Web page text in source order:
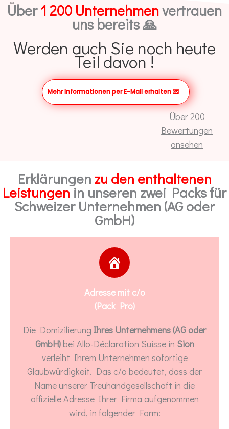
Über1 200 Unternehmenvertrauen
uns bereits 🙏
Werden auch Sie noch heute
Teil davon !
Mehr Informationen per E-Mail erhalten💌
Über 200
Bewertungen
ansehen
Erklärungen zu den enthaltenen
Leistungenin unseren zwei Packs für
Schweizer Unternehmen (AG oder
GmbH)
Adresse mit c/o
(Pack Pro)
Die Domizilierung Ihres Unternehmens (AG oder
GmbH)bei Allo-Déclaration Suisse in Sion
verleiht Ihrem Unternehmen sofortige
Glaubwürdigkeit. Das c/o bedeutet, dass der
Name unserer Treuhandgesellschaft in die
offizielle Adresse Ihrer Firma aufgenommen
wird, in folgender Form: